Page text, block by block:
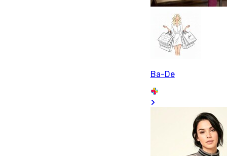
Ba-De